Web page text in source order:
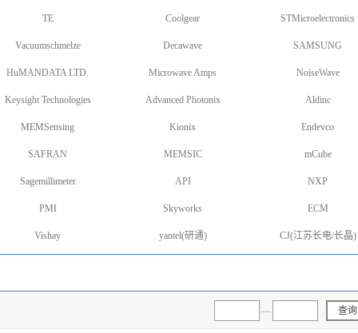
TE Coolgear STMicroelectronics
Vacuumschmelze Decawave SAMSUNG
HuMANDATA LTD. Microwave Amps NoiseWave
Keysight Technologies Advanced Photonix Aldinc
MEMSensing Kionix Endevco
SAFRAN MEMSIC mCube
Sagemillimeter API NXP
PMI Skyworks ECM
Vishay yantel(研通) CJ(江苏长电/长晶)
— 查询